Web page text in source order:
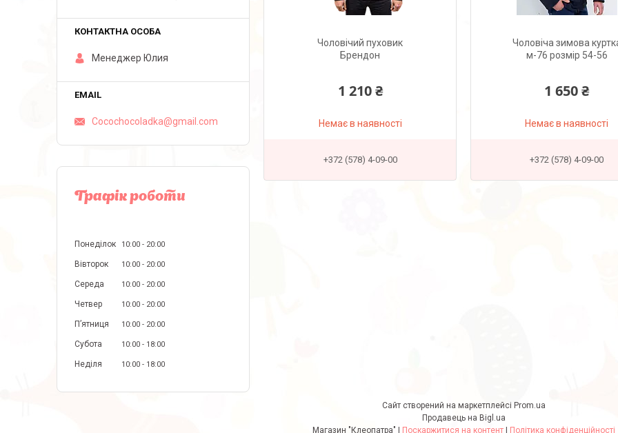
Чоловічий пуховик
Брендон
1 210 ₴
Немає в наявності
+372 (578) 4-09-00
Чоловіча зимова
м-76 розмір 54-56
1 650 ₴
Немає в наявності
+372 (578) 4-09-00
Менеджер Юлия
Cocochocoladka@gmail.com
Графік роботи
Понеділок 10:00 20:00
Вівторок 10:00 20:00
Середа 10:00 20:00
Четвер 10:00 20:00
Пʼятниця 10:00 20:00
Субота 10:00 18:00
Неділя 10:00 18:00
Сайт створений на маркетплейсі Prom.ua
Продавець на Bigl.ua
Поскаржитися на контент Політика конфіденційності